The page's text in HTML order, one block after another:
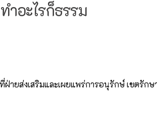
ำอะไรก็ธรรม
ายส่งเสริมและเผยแพร่การอนุรักษ์ เขตรั